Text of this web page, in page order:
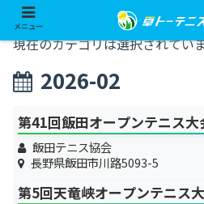
現在のカテゴリは選択されてい
2026-02
第41回飯田オープンテニス大
飯田テニス協会
長野県飯田市川路5093-5
第5回天竜峡オープンテニス大
メニュー